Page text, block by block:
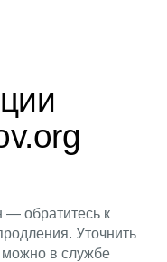
— обратитесь к
Уточнить
можно в службе